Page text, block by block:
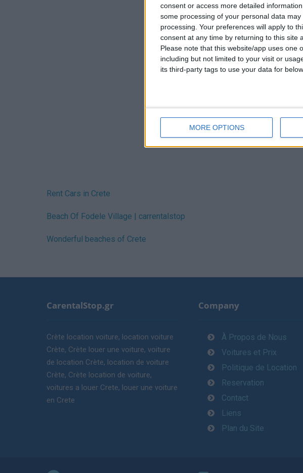
consent or access more detailed
some processing of your personal data
processing. Your preferences will apply to
consent at any time by returning to this site
Please note that this website/app uses one
including but not limited to your visit or
its third-party tags to use your data for
MORE OPTIONS
Rent Cars in Crete
Beach Of Fodele Village | carrentalstop
Wonderful beaches of Crete
CarentalStop.gr
Crète location voiture, location voiture
Crète, Crète louer une voiture, voiture
de location Crète, location de voiture
Crète, Crète location de voiture,
voitures a louer Crete, louer une voiture
en Crete
Company
À Propos de Nous
Voitures et Prix
Politique de Location
Reservation
Contact
Liens
Plan du Site